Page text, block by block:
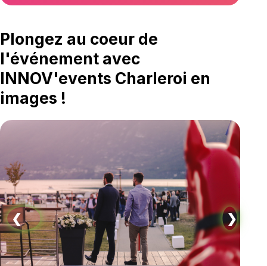
Plongez au coeur de
l'événement avec
INNOV'events Charleroi en
images !
❮ ❯